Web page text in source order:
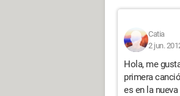
Catia
2 jun.
Hola, me
primera
es en la